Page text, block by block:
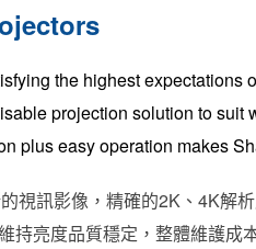
the highest
projection solution to
plus easy operation makes
視訊影像，精確的2K、4K解
持亮度品質穩定，整體維護成